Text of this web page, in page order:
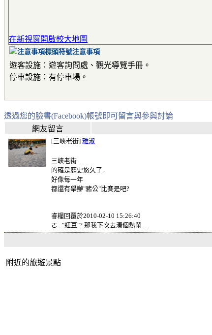
在新視窗開啟較大地圖
注意事項
遊客設施：遊客詢問處、觀光導覽手冊。
停車設施：有停車場。
透過您的臉書(Facebook)帳號即可留言與參與討論
網友留言
[三峽老街] 雅淑
三峽老街
的確是歷史悠久了..
好像每一年
都還有舉辦"豬公"比賽是吧?
睿糧回覆於2010-02-10 15:26:40
ㄛ..."紅豆"? 那我下次去湊個熱鬧....
附近的旅遊景點